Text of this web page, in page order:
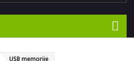
USB memorije